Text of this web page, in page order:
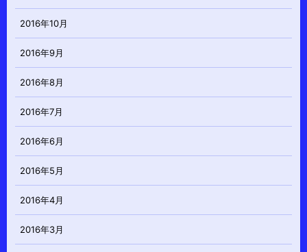
2016年10月
2016年9月
2016年8月
2016年7月
2016年6月
2016年5月
2016年4月
2016年3月